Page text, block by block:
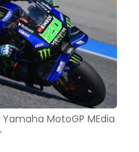
MotoGP MEdia